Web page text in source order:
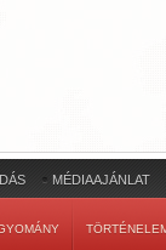
MÉDIAAJÁNLAT